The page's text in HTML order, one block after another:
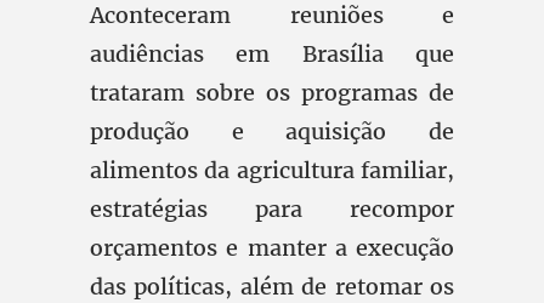
Aconteceram reuniões e
audiências em Brasília que
trataram sobre os programas de
produção e aquisição de
alimentos da agricultura familiar,
estratégias para recompor
orçamentos e manter a execução
das políticas, além de retomar os